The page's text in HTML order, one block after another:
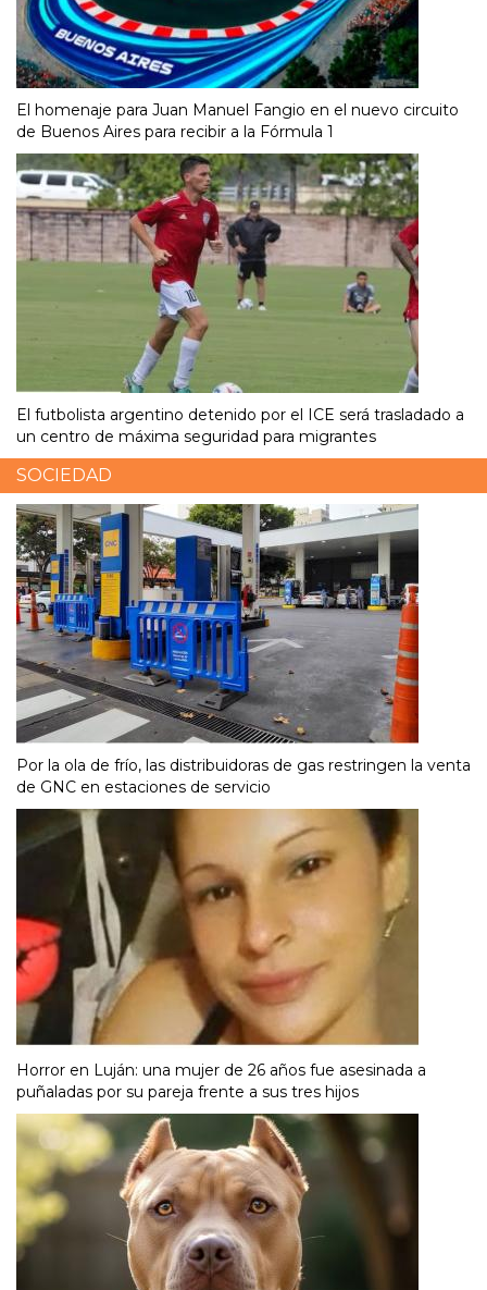
El homenaje para Juan Manuel Fangio en el nuevo circuito
de Buenos Aires para recibir a la Fórmula 1
El futbolista argentino detenido por el ICE será trasladado a
un centro de máxima seguridad para migrantes
SOCIEDAD
Por la ola de frío, las distribuidoras de gas restringen la venta
de GNC en estaciones de servicio
Horror en Luján: una mujer de 26 años fue asesinada a
puñaladas por su pareja frente a sus tres hijos